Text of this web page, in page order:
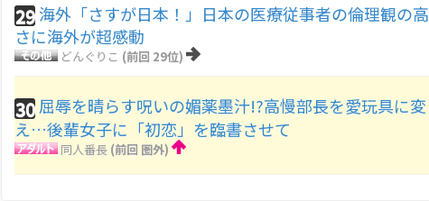
29 海外「さすが日本！」日本の医療従事者の倫理観の高
さに海外が超感動
どんぐりこ (前回 29位)
30 屈辱を晴らす呪いの媚薬墨汁!?高慢部長を愛玩具に変
え…後輩女子に「初恋」を臨書させて
同人番長 (前回 圏外)